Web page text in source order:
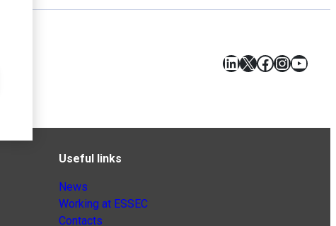
LinkedIn
X Facebook
Useful links
News
Working at ESSEC
Contacts